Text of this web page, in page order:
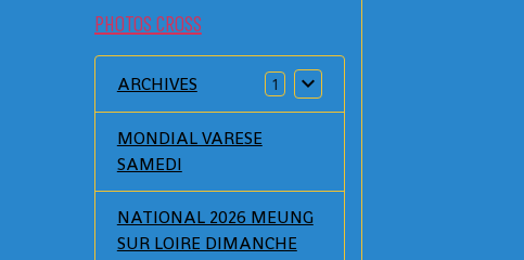
PHOTOS CROSS
ARCHIVES 1
MONDIAL VARESE
SAMEDI
NATIONAL 2026 MEUNG
SUR LOIRE DIMANCHE